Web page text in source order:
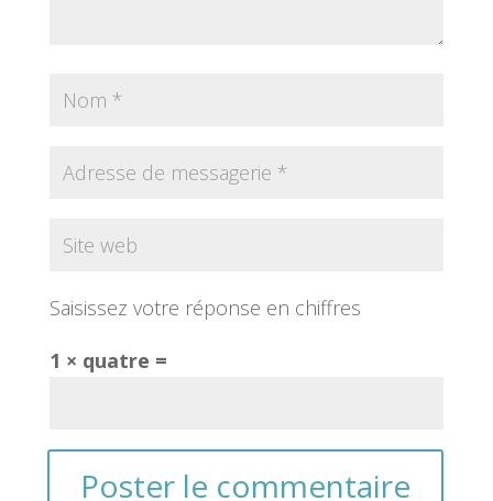
Saisissez votre réponse en chiffres
1 × quatre =